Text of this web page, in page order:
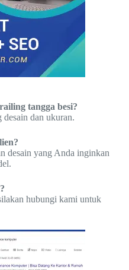
tangga besi?
desain dan ukuran.
desain yang Anda inginkan
hubungi kami untuk